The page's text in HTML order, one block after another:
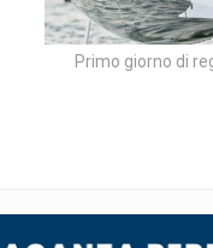
Primo giorno di